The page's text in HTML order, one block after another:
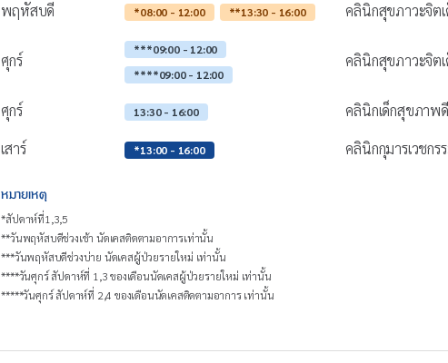
พฤหัสบดี
*08:00 - 12:00 **13:30 - 16:00 คลินิกสุขภาวะจิต
ศุกร์
***09:00 - 12:00
****09:00 - 12:00
คลินิกสุขภาวะจิต
ศุกร์ 13:30 - 16:00
คลินิกเด็กสุขภาพดี
เสาร์
*13:00 - 16:00 คลินิกกุมารเวชกร
หมายเหตุ
*สัปดาห์ที่1,3,5
**วันพฤหัสบดีช่วงเช้า นัดเคสติดตามอาการเท่านั้น
***วันพฤหัสบดีช่วงบ่าย นัดเคสผู้ป่วยรายใหม่ เท่านั้น
****วันศุกร์ สัปดาห์ที่ 1,3 ของเดือนนัดเคสผู้ป่วยรายใหม่ เท่านั้น
*****วันศุกร์ สัปดาห์ที่ 2,4 ของเดือนนัดเคสติดตามอาการ เท่านั้น